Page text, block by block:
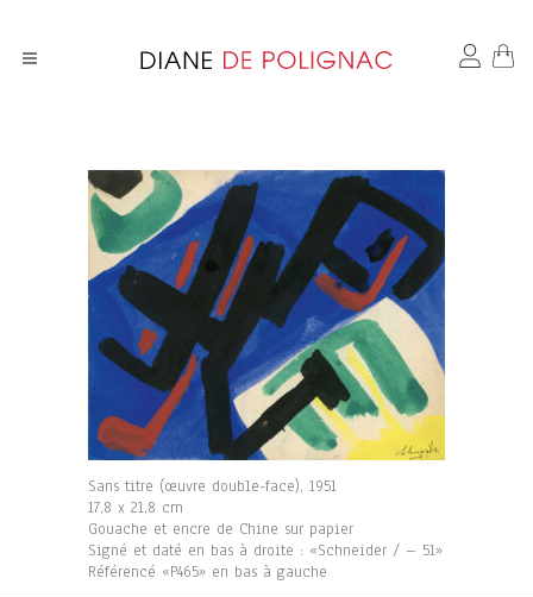
Sans titre (œuvre double-face), 1951
17,8 x 21,8 cm
Gouache et encre de Chine sur papier
Signé et daté en bas à droite : «Schneider / – 51»
Référencé «P465» en bas à gauche